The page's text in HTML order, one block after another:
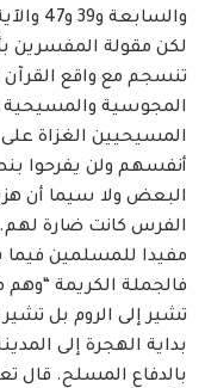
والسابعة و39 و47 والآية الأخيرة من سورة الروم ‏الكريمة. ‏
لكن مقولة المفسرين
تنسجم مع واقع القرآن
المجوسية والمسيحية
المسيحيين ‏الغزاة
أنفسهم ولن يفرحوا
البعض ولا سيما أن
الفرس كانت ضارة لهم.
مفيدا للمسلمين فيما
فالجملة الكريمة
تشير إلى الروم بل
بداية الهجرة إلى
بالدفاع ‏المسلح. قال